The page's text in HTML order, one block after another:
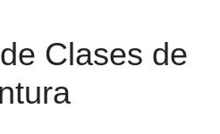
Clases de